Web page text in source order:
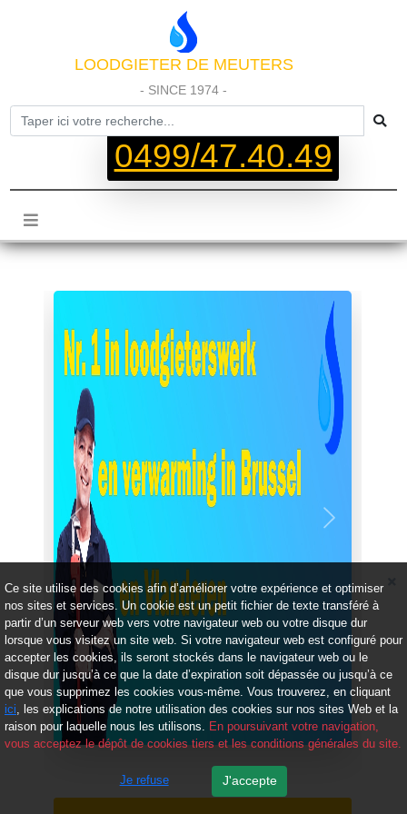
LOODGIETER DE MEUTERS
- SINCE 1974 -
0499/47.40.49
Précédent Suivant
Ce site utilise des cookies afin d’améliorer votre expérience et optimiser
nos sites et services. Un cookie est un petit fichier de texte transféré à
partir d’un serveur web vers votre navigateur web ou votre disque dur
lorsque vous visitez un site web. Si votre navigateur web est configuré pour
accepter les cookies, ils seront stockés dans le navigateur web ou le
disque dur jusqu’à ce que la date d’expiration soit dépassée ou jusqu’à ce
que vous supprimez les cookies vous-même. Vous trouverez, en cliquant
ici, les explications de notre utilisation des cookies sur nos sites Web et la
raison pour laquelle nous les utilisons. En poursuivant votre navigation,
vous acceptez le dépôt de cookies tiers et les conditions générales du site.
Je refuse J'accepte